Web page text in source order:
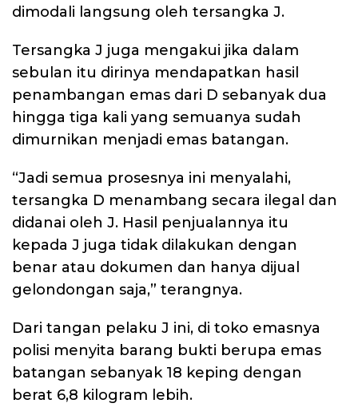
dimodali langsung oleh tersangka J.
Tersangka J juga mengakui jika dalam
sebulan itu dirinya mendapatkan hasil
penambangan emas dari D sebanyak dua
hingga tiga kali yang semuanya sudah
dimurnikan menjadi emas batangan.
“Jadi semua prosesnya ini menyalahi,
tersangka D menambang secara ilegal dan
didanai oleh J. Hasil penjualannya itu
kepada J juga tidak dilakukan dengan
benar atau dokumen dan hanya dijual
gelondongan saja,” terangnya.
Dari tangan pelaku J ini, di toko emasnya
polisi menyita barang bukti berupa emas
batangan sebanyak 18 keping dengan
berat 6,8 kilogram lebih.